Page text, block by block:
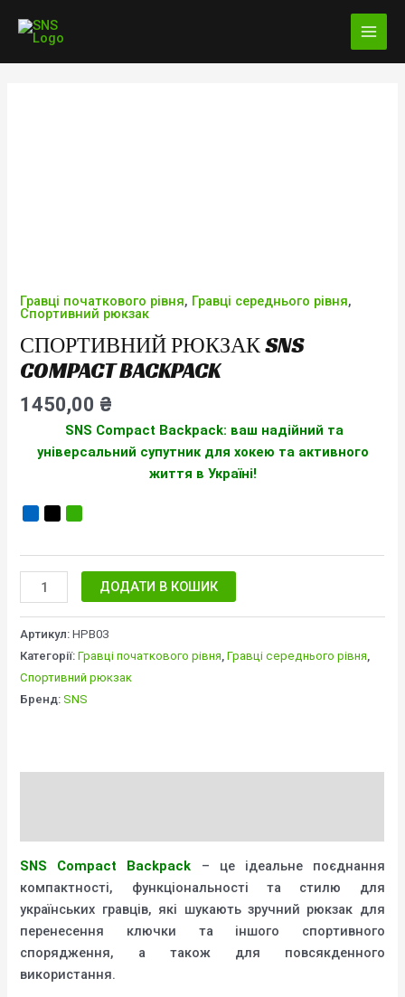
Гравці початкового рівня, Гравці середнього рівня,
Спортивний рюкзак
СПОРТИВНИЙ РЮКЗАК SNS
COMPACT BACKPACK
1450,00 ₴
SNS Compact Backpack: ваш надійний та
універсальний супутник для хокею та активного
життя в Україні!
Спортивний
рюкзак
SNS
Compact
кількість
ДОДАТИ В КОШИК
Артикул:HPB03
Категорії:Гравці початкового рівня ,Гравці середнього рівня
Спортивний рюкзак
Бренд:SNS
SNS Compact Backpack – це ідеальне поєднання
компактності, функціональності та стилю для
українських гравців, які шукають зручний рюкзак для
перенесення ключки та іншого спортивного
спорядження, а також для повсякденного
використання.